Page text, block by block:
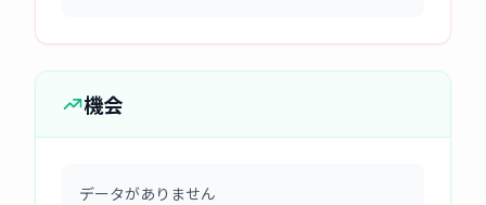
機会
データがありません